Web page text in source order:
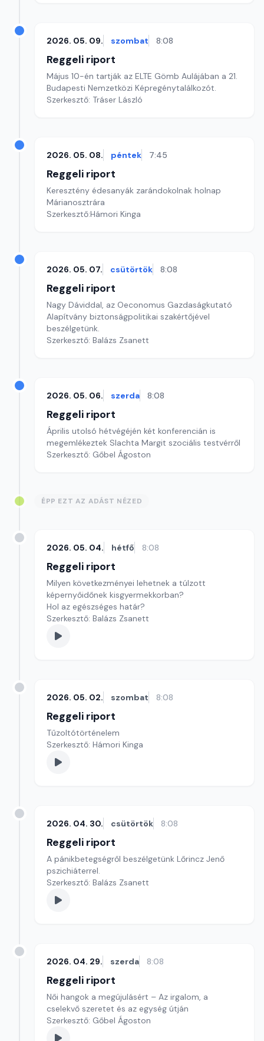
2026. 05. 09. szombat 8:08
Reggeli riport
Május 10-én tartják az ELTE Gömb Aulájában a 21.
Budapesti Nemzetközi Képregénytalálkozót.
Szerkesztő: Tráser László
2026. 05. 08. péntek 7:45
Reggeli riport
Keresztény édesanyák zarándokolnak holnap
Márianosztrára
Szerkesztő:Hámori Kinga
2026. 05. 07. csütörtök 8:08
Reggeli riport
Nagy Dáviddal, az Oeconomus Gazdaságkutató
Alapítvány biztonságpolitikai szakértőjével
beszélgetünk.
Szerkesztő: Balázs Zsanett
2026. 05. 06. szerda 8:08
Reggeli riport
Április utolsó hétvégéjén két konferencián is
megemlékeztek Slachta Margit szociális testvérről
Szerkesztő: Gőbel Ágoston
ÉPP EZT AZ ADÁST NÉZED
2026. 05. 04. hétfő 8:08
Reggeli riport
Milyen következményei lehetnek a túlzott
képernyőidőnek kisgyermekkorban?
Hol az egészséges határ?
Szerkesztő: Balázs Zsanett
2026. 05. 02. szombat 8:08
Reggeli riport
Tűzoltótörténelem
Szerkesztő: Hámori Kinga
2026. 04. 30. csütörtök 8:08
Reggeli riport
A pánikbetegségről beszélgetünk Lőrincz Jenő
pszichiáterrel.
Szerkesztő: Balázs Zsanett
2026. 04. 29. szerda 8:08
Reggeli riport
Női hangok a megújulásért – Az irgalom, a
cselekvő szeretet és az egység útján
Szerkesztő: Gőbel Ágoston